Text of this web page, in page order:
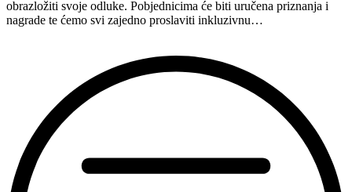
obrazložiti svoje odluke. Pobjednicima će biti uručena priznanja i
nagrade te ćemo svi zajedno proslaviti inkluzivnu…